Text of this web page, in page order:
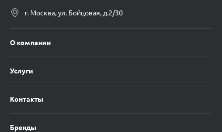
г. Москва, ул. Бойцовая, д.2/30
О компании
Услуги
Контакты
Бренды